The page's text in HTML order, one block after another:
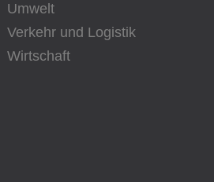
Umwelt
Verkehr und Logistik
Wirtschaft